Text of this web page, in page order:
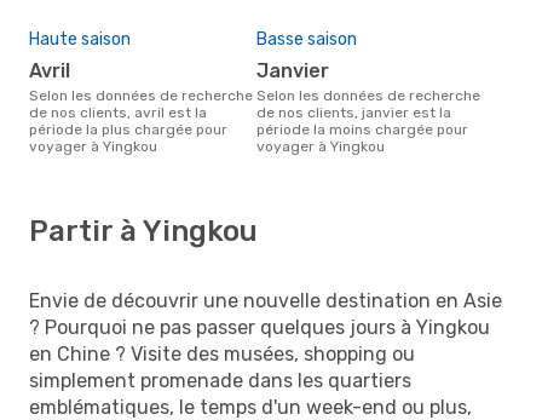
Haute saison
avril
Selon les données de recherche
de nos clients, avril est la
période la plus chargée pour
voyager à Yingkou
Basse saison
janvier
Selon les données de recherche
de nos clients, janvier est la
période la moins chargée pour
voyager à Yingkou
Partir à Yingkou
Envie de découvrir une nouvelle destination en Asie
? Pourquoi ne pas passer quelques jours à Yingkou
en Chine ? Visite des musées, shopping ou
simplement promenade dans les quartiers
emblématiques, le temps d'un week-end ou plus,